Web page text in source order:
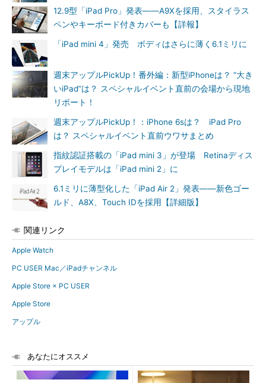
12.9型「iPad Pro」発表――A9Xを採用、スタイラス
ペンやキーボード付きカバーも【詳報】
「iPad mini 4」発売 ボディはさらに薄く6.1ミリに
週末アップルPickUp！番外編：新型iPhoneは？ “大き
いiPad”は？ スペシャルイベント直前の会場から現地
リポート！
週末アップルPickUp！：iPhone 6sは？ iPad Pro
は？ スペシャルイベント直前ウワサまとめ
指紋認証搭載の「iPad mini 3」が登場 Retinaディス
プレイモデルは「iPad mini 2」に
6.1ミリに薄型化した「iPad Air 2」発表――新色ゴー
ルド、A8X、Touch IDを採用【詳細版】
関連リンク
Apple Watch
PC USER Mac／iPadチャンネル
Apple Store × PC USER
Apple Store
アップル
あなたにオススメ